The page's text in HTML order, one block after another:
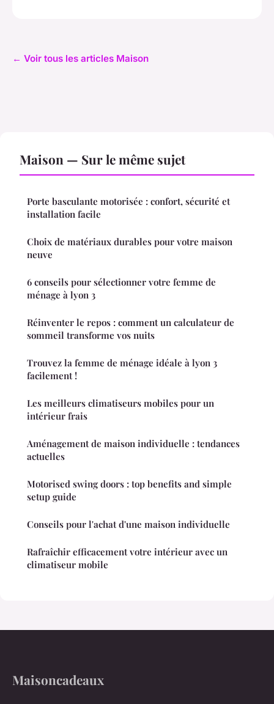
← Voir tous les articles Maison
Maison — Sur le même sujet
Porte basculante motorisée : confort, sécurité et
installation facile
Choix de matériaux durables pour votre maison
neuve
6 conseils pour sélectionner votre femme de
ménage à lyon 3
Réinventer le repos : comment un calculateur de
sommeil transforme vos nuits
Trouvez la femme de ménage idéale à lyon 3
facilement !
Les meilleurs climatiseurs mobiles pour un
intérieur frais
Aménagement de maison individuelle : tendances
actuelles
Motorised swing doors : top benefits and simple
setup guide
Conseils pour l'achat d'une maison individuelle
Rafraîchir efficacement votre intérieur avec un
climatiseur mobile
Maisoncadeaux